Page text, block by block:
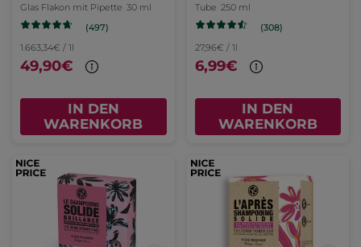
Glas Flakon mit Pipette 30 ml
(497)
1.663,34€ / 1l
49,90€
IN DEN
WARENKORB
Tube 250 ml
(308)
27,96€ / 1l
6,99€
IN DEN
WARENKORB